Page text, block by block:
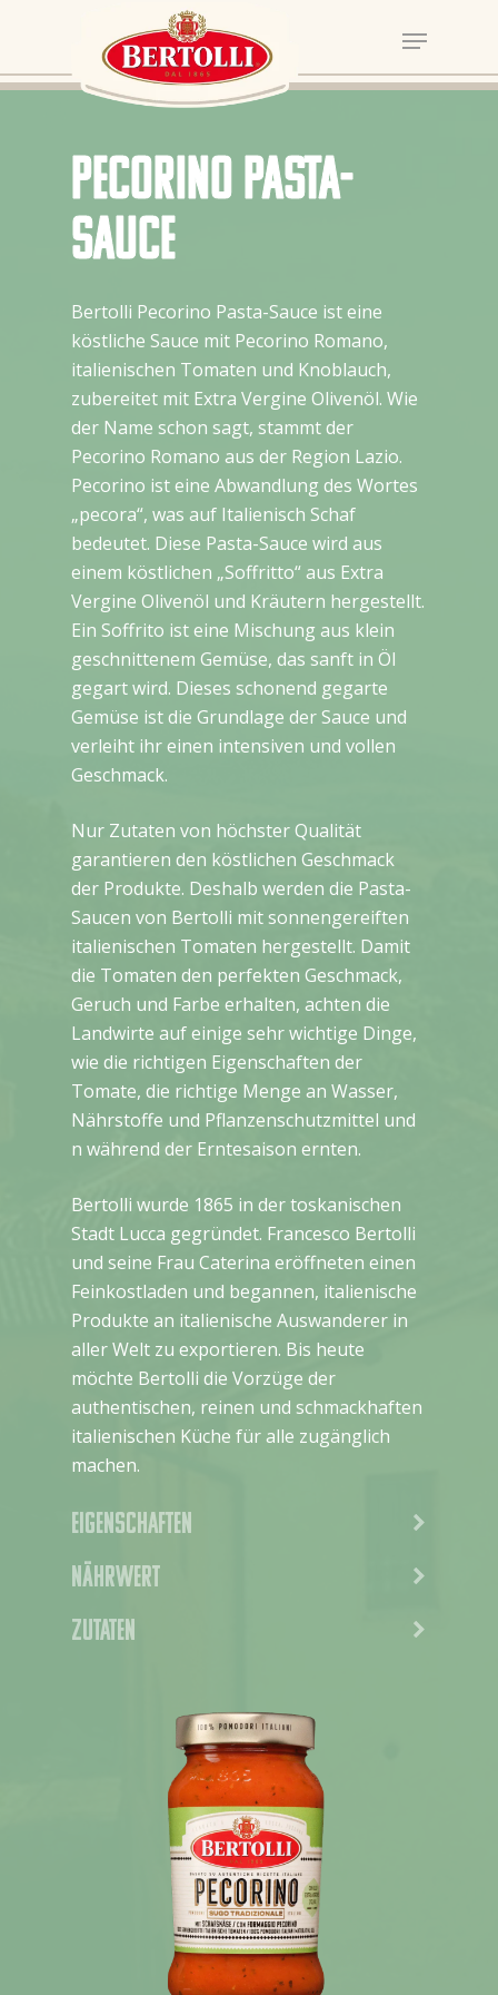
Pecorino Pasta-
Sauce
Bertolli Pecorino Pasta-Sauce ist eine
köstliche Sauce mit Pecorino Romano,
italienischen Tomaten und Knoblauch,
zubereitet mit Extra Vergine Olivenöl. Wie
der Name schon sagt, stammt der
Pecorino Romano aus der Region Lazio.
Pecorino ist eine Abwandlung des Wortes
„pecora“, was auf Italienisch Schaf
bedeutet. Diese Pasta-Sauce wird aus
einem köstlichen „Soffritto“ aus Extra
Vergine Olivenöl und Kräutern hergestellt.
Ein Soffrito ist eine Mischung aus klein
geschnittenem Gemüse, das sanft in Öl
gegart wird. Dieses schonend gegarte
Gemüse ist die Grundlage der Sauce und
verleiht ihr einen intensiven und vollen
Geschmack.
Nur Zutaten von höchster Qualität
garantieren den köstlichen Geschmack
der Produkte. Deshalb werden die Pasta-
Saucen von Bertolli mit sonnengereiften
italienischen Tomaten hergestellt. Damit
die Tomaten den perfekten Geschmack,
Geruch und Farbe erhalten, achten die
Landwirte auf einige sehr wichtige Dinge,
wie die richtigen Eigenschaften der
Tomate, die richtige Menge an Wasser,
Nährstoffe und Pflanzenschutzmittel und
n während der Erntesaison ernten.
Bertolli wurde 1865 in der toskanischen
Stadt Lucca gegründet. Francesco Bertolli
und seine Frau Caterina eröffneten einen
Feinkostladen und begannen, italienische
Produkte an italienische Auswanderer in
aller Welt zu exportieren. Bis heute
möchte Bertolli die Vorzüge der
authentischen, reinen und schmackhaften
italienischen Küche für alle zugänglich
machen.
Eigenschaften
Nährwert
Zutaten
Nieuws